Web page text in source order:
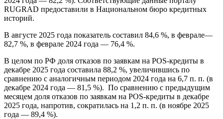
RUGRAD предоставили в Национальном бюро кредитных
историй.
В августе 2025 года показатель составил 84,6 %, в феврале—
82,7 %, в феврале 2024 года — 76,4 %.
В целом по РФ доля отказов по заявкам на POS-кредиты в
декабре 2025 года составила 88,2 %, увеличившись по
сравнению с аналогичным периодом 2024 года на 6,7 п. п. (в
декабре 2024 года — 81,5 %). По сравнению с предыдущим
месяцем доля отказов по заявкам на POS-кредиты в декабре
2025 года, напротив, сократилась на 1,2 п. п. (в ноябре 2025
года — 89,4 %).